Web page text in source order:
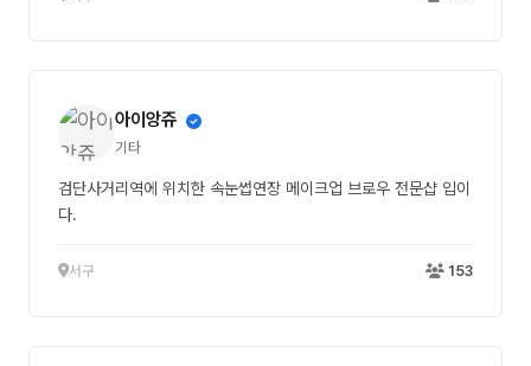
아이앙쥬
기타
검단사거리역에 위치한 속눈썹연장 메이크업 브로우 전문샵 입이
다.
서구 153